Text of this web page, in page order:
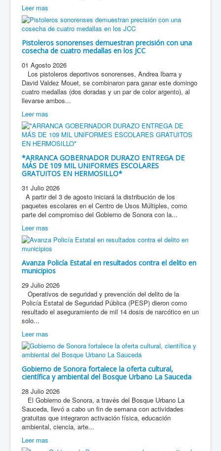
Leer mas
Pistoleros sonorenses demuestran precisión con una
cosecha de cuatro medallas en los JCC
01 Agosto 2026
Los pistoleros deportivos sonorenses, Andrea Ibarra y
David Valdez Mouet, se combinaron para ganar este domingo
cuatro medallas (dos doradas y un par de color argento), al
llevarse ambos...
Leer mas
*ARRANCA GOBERNADOR DURAZO ENTREGA DE
MÁS DE 109 MIL UNIFORMES ESCOLARES
GRATUITOS EN HERMOSILLO*
31 Julio 2026
A partir del 3 de agosto iniciará la distribución de los
paquetes escolares en el Centro de Usos Múltiples, como
parte del compromiso del Gobierno de Sonora con la...
Leer mas
Avanza Policía Estatal en resultados contra el delito en
municipios
29 Julio 2026
Operativos de seguridad y prevención del delito de la
Policía Estatal de Seguridad Pública (PESP) dieron como
resultado el aseguramiento de mil 14 dosis de narcótico en un
solo...
Leer mas
Gobierno de Sonora fortalece la oferta cultural,
científica y ambiental del Bosque Urbano La Sauceda
28 Julio 2026
El Gobierno de Sonora, a través del Bosque Urbano La
Sauceda, llevó a cabo un fin de semana con actividades
gratuitas que integraron activación física, educación
ambiental, ciencia, arte...
Leer mas